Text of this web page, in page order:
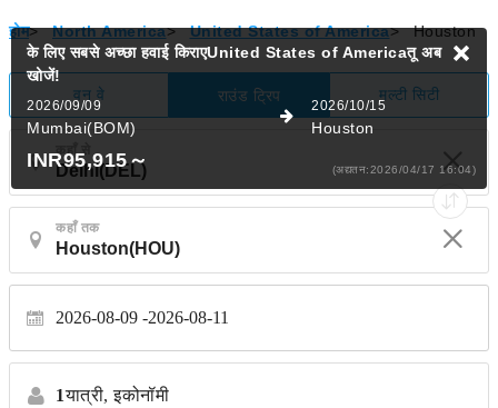
होम> North America> United States of America> Houston
वन वे राउंड ट्रिप मल्टी सिटी
कहाँ से
कहाँ तक
2026-08-09 2026-08-11
1यात्री, इकोनॉमी
के लिए सबसे अच्छा हवाई किराएUnited States of Americaतूअब
खोजें!
2026/09/09
Mumbai(BOM)
2026/10/15
Houston
INR95,915～ (अद्यतन:2026/04/17 16:04)